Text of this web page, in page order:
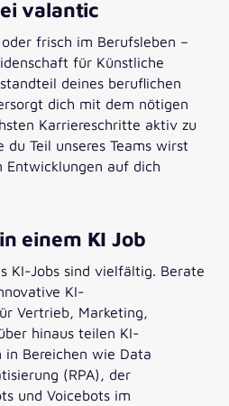
valantic
frisch im Berufsleben –
für Künstliche
deines beruflichen
dich mit dem nötigen
Karriereschritte aktiv zu
Teil unseres Teams wirst
Entwicklungen auf dich
einem KI Job
KI-Jobs sind vielfältig. Berate
KI-
Vertrieb, Marketing,
hinaus teilen KI-
in Bereichen wie Data
(RPA), der
und Voicebots im